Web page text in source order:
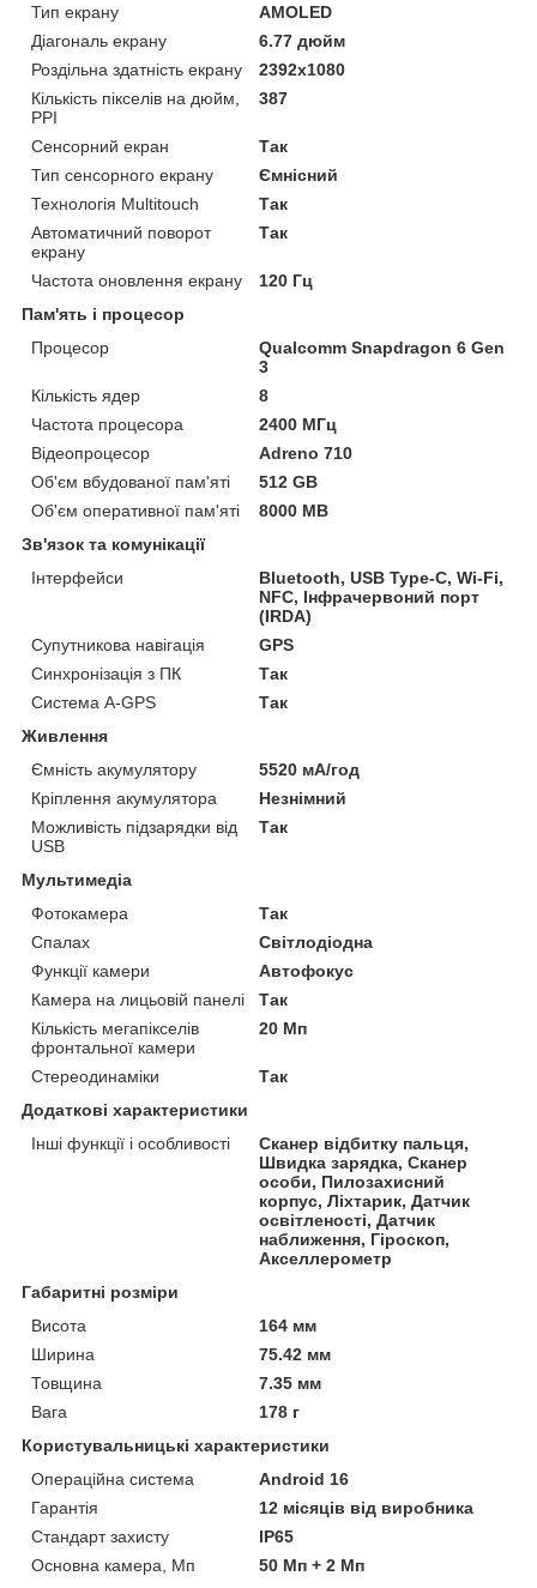
Тип екрану
AMOLED
Діагональ екрану
6.77 дюйм
Роздільна здатність екрану
2392x1080
Кількість пікселів на дюйм,
PPI
387
Сенсорний екран
Так
Тип сенсорного екрану
Ємнісний
Технологія Multitouch
Так
Автоматичний поворот
екрану
Так
Частота оновлення екрану
120 Гц
Пам'ять і процесор
Процесор
Qualcomm Snapdragon 6 Gen
3
Кількість ядер
8
Частота процесора
2400 МГц
Відеопроцесор
Adreno 710
Об'єм вбудованої пам'яті
512 GB
Об'єм оперативної пам'яті
8000 MB
Зв'язок та комунікації
Інтерфейси
Bluetooth, USB Type-C, Wi-Fi,
NFC, Інфрачервоний порт
(IRDA)
Супутникова навігація
GPS
Синхронізація з ПК
Так
Система A-GPS
Так
Живлення
Ємність акумулятору
5520 мА/год
Кріплення акумулятора
Незнімний
Можливість підзарядки від
USB
Так
Мультимедіа
Фотокамера
Так
Спалах
Світлодіодна
Функції камери
Автофокус
Камера на лицьовій панелі
Так
Кількість мегапікселів
фронтальної камери
20 Мп
Стереодинаміки
Так
Додаткові характеристики
Інші функції і особливості
Сканер відбитку пальця,
Швидка зарядка, Сканер
особи, Пилозахисний
корпус, Ліхтарик, Датчик
освітленості, Датчик
наближення, Гіроскоп,
Акселлерометр
Габаритні розміри
Висота
164 мм
Ширина
75.42 мм
Товщина
7.35 мм
Вага
178 г
Користувальницькі характеристики
Операційна система
Android 16
Гарантія
12 місяців від виробника
Стандарт захисту
IP65
Основна камера, Мп
50 Мп + 2 Мп